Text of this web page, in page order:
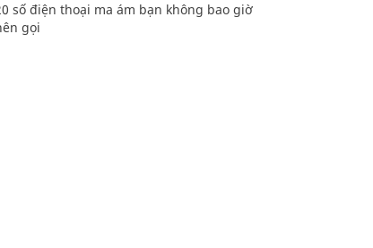
số điện thoại ma ám bạn không bao giờ
gọi